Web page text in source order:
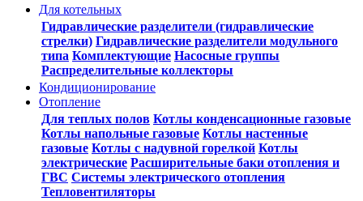
Для котельных
Гидравлические разделители (гидравлические
стрелки) Гидравлические разделители модульного
типа Комплектующие Насосные группы
Распределительные коллекторы
Кондиционирование
Отопление
Для теплых полов Котлы конденсационные газовые
Котлы напольные газовые Котлы настенные
газовые Котлы с надувной горелкой Котлы
электрические Расширительные баки отопления и
ГВС Системы электрического отопления
Тепловентиляторы